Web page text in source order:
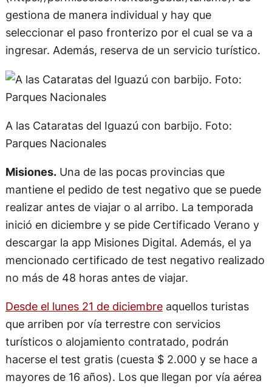
gestiona de manera individual y hay que
seleccionar el paso fronterizo por el cual se va a
ingresar. Además, reserva de un servicio turístico.
A las Cataratas del Iguazú con barbijo. Foto:
Parques Nacionales
Misiones.Una de las pocas provincias que
mantiene el pedido de test negativo que se puede
realizar antes de viajar o al arribo. La temporada
inició en diciembre y se pide Certificado Verano y
descargar la app Misiones Digital. Además, el ya
mencionado certificado de test negativo realizado
no más de 48 horas antes de viajar.
Desde el lunes 21 de diciembreaquellos turistas
que arriben por vía terrestre con servicios
turísticos o alojamiento contratado, podrán
hacerse el test gratis (cuesta $ 2.000 y se hace a
mayores de 16 años). Los que llegan por vía aérea